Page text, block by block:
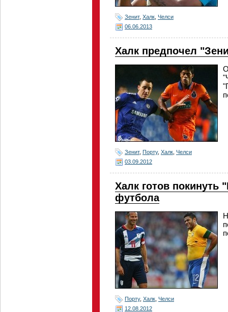
Зенит, Халк Челси
06.06.2013
Халк предпочел
Зенит, Порту, Халк Челси
03.09.2012
Халк готов покинуть
футбола
Порту, Халк Челси
12.08.2012